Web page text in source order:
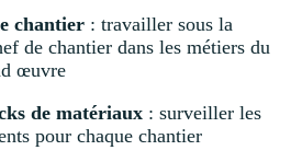
chantier : travailler sous la
de chantier dans les métiers du
œuvre
de matériaux : surveiller les
pour chaque chantier